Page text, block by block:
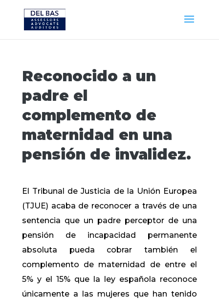
Reconocido a un
padre el
complemento de
maternidad en una
pensión de invalidez.
El Tribunal de Justicia de la Unión Europea
(TJUE) acaba de reconocer a través de una
sentencia que un padre perceptor de una
pensión de incapacidad permanente
absoluta pueda cobrar también el
complemento de maternidad de entre el
5% y el 15% que la ley española reconoce
únicamente a las mujeres que han tenido